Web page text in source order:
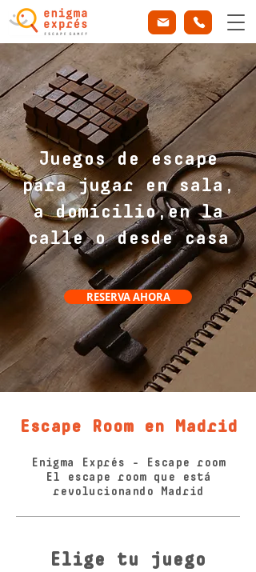
Juegos de escape
para jugar en sala,
a domicilio,en la
calle o desde casa
RESERVA AHORA
Escape Room en Madrid
Enigma Exprés - Escape room
El escape room que está
revolucionando Madrid
Elige tu juego